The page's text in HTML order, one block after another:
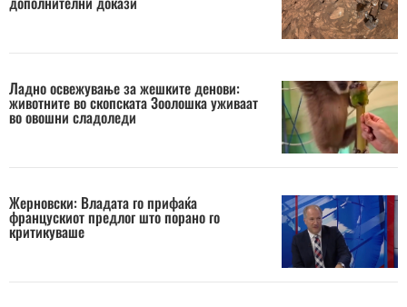
Ладно освежување за жешките денови:
животните во скопската Зоолошка уживаат
во овошни сладоледи
Жерновски: Владата го прифаќа
францускиот предлог што порано го
критикуваше